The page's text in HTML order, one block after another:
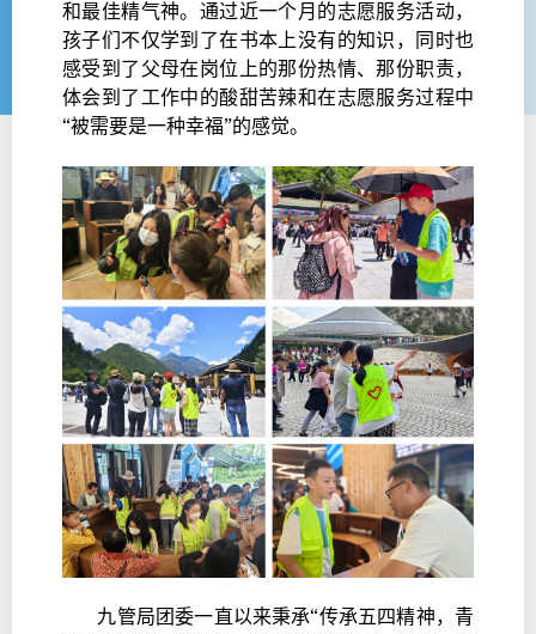
和最佳精气神。通过近一个月的志愿服务活动，
孩子们不仅学到了在书本上没有的知识，同时也
感受到了父母在岗位上的那份热情、那份职责，
体会到了工作中的酸甜苦辣和在志愿服务过程中
“被需要是一种幸福”的感觉。
九管局团委一直以来秉承“传承五四精神，青